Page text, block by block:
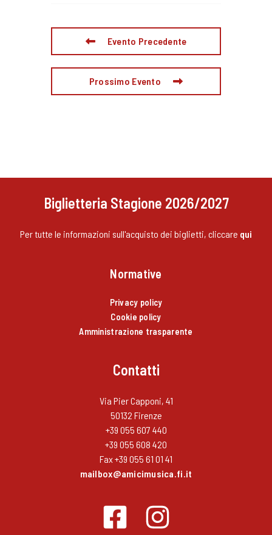
Evento Precedente
Prossimo Evento
Biglietteria Stagione 2026/2027
Per tutte le informazioni sull'acquisto dei biglietti, cliccare qui
Normative
Privacy policy
Cookie policy
Amministrazione trasparente
Contatti
Via Pier Capponi, 41
50132 Firenze
+39 055 607 440
+39 055 608 420
Fax +39 055 61 01 41
mailbox@amicimusica.fi.it